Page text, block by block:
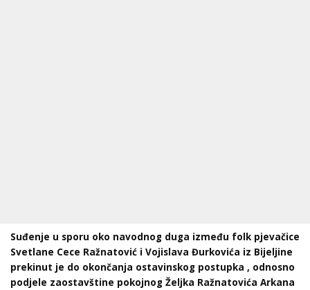
Suđenje u sporu oko navodnog duga između folk pjevačice
Svetlane Cece Ražnatović i Vojislava Đurkovića iz Bijeljine
prekinut je do okončanja ostavinskog postupka , odnosno
podjele zaostavštine pokojnog Željka Ražnatovića Arkana